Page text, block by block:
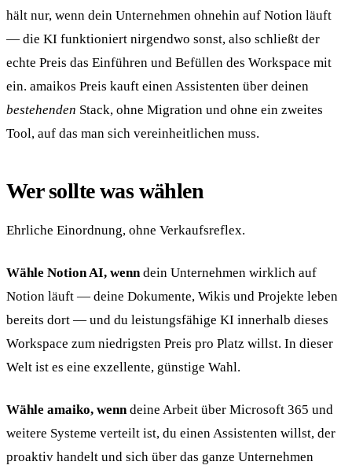
hält nur, wenn dein Unternehmen ohnehin auf Notion läuft
— die KI funktioniert nirgendwo sonst, also schließt der
echte Preis das Einführen und Befüllen des Workspace mit
ein. amaikos Preis kauft einen Assistenten über deinen
bestehenden Stack, ohne Migration und ohne ein zweites
Tool, auf das man sich vereinheitlichen muss.
Wer sollte was wählen
Ehrliche Einordnung, ohne Verkaufsreflex.
Wähle Notion AI, wenn dein Unternehmen wirklich auf
Notion läuft — deine Dokumente, Wikis und Projekte leben
bereits dort — und du leistungsfähige KI innerhalb dieses
Workspace zum niedrigsten Preis pro Platz willst. In dieser
Welt ist es eine exzellente, günstige Wahl.
Wähle amaiko, wenn deine Arbeit über Microsoft 365 und
weitere Systeme verteilt ist, du einen Assistenten willst, der
proaktiv handelt und sich über das ganze Unternehmen